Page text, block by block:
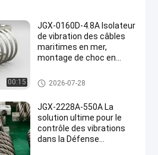
00:15
JGX-0160D-4.8A Isolateur
de vibration des câbles
maritimes en mer,
montage de choc en
maintenance
Amortisseur de vibration de câ
ble métallique
2026-07-28
JGX-2228A-550A La
solution ultime pour le
contrôle des vibrations
dans la Défense